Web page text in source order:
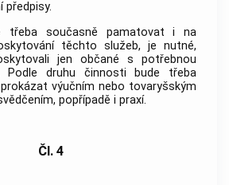
předpisy.
třeba současně pamatovat i na
těchto služeb, je nutné,
jen občané s potřebnou
Podle druhu činnosti bude třeba
prokázat výučním nebo tovaryšským
popřípadě i praxí.
Čl. 4